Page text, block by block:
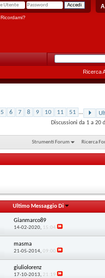
Ricordami?
Ricerca
5 6 7 8 9 10 11 51 ...
Discussioni da 1 a 20
Strumenti Forum Ricerca
Ultimo Messaggio Di
Gianmarco89
14-02-2020, 15:04
masma
21-05-2014, 09:00
giuliolorenz
17-10-2013, 21:19